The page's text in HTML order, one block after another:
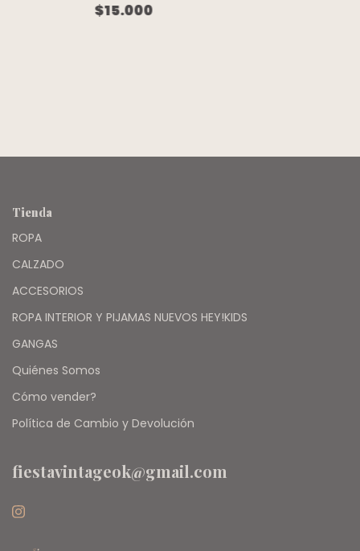
$15.000
Tienda
ROPA
CALZADO
ACCESORIOS
ROPA INTERIOR Y PIJAMAS NUEVOS HEY!KIDS
GANGAS
Quiénes Somos
Cómo vender?
Política de Cambio y Devolución
fiestavintageok@gmail.com